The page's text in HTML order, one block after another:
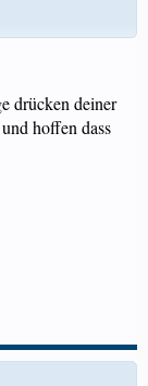
drücken deiner
hoffen dass